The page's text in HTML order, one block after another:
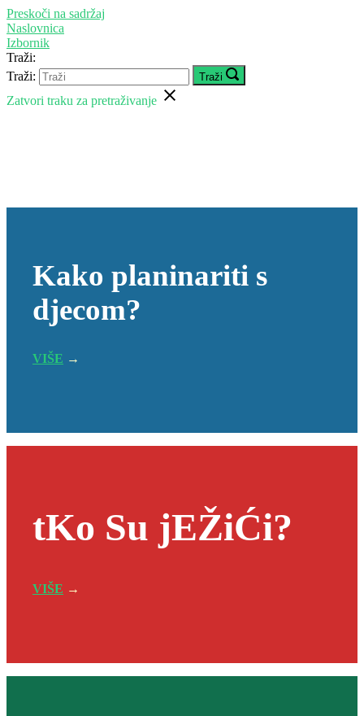
Preskoči na sadržaj
Naslovnica
Izbornik
Traži:
Traži:
Traži
Zatvori traku za pretraživanje
Kako planinariti s
djecom?
VIŠE →
tKo Su jEŽiĆi?
VIŠE →